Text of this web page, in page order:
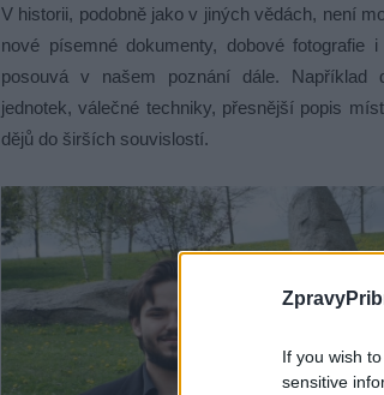
If you wish
sensitive
V historii, podobně jako v jiných vědách, není
nové písemné dokumenty, dobové fotografie
posouvá v našem poznání dále. Například
jednotek, válečné techniky, přesnější popis
dějů do širších souvislostí.